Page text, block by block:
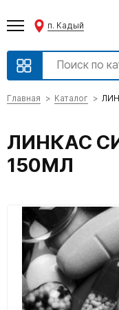
п. Кадый
Главная Каталог
ЛИНКАС
150МЛ